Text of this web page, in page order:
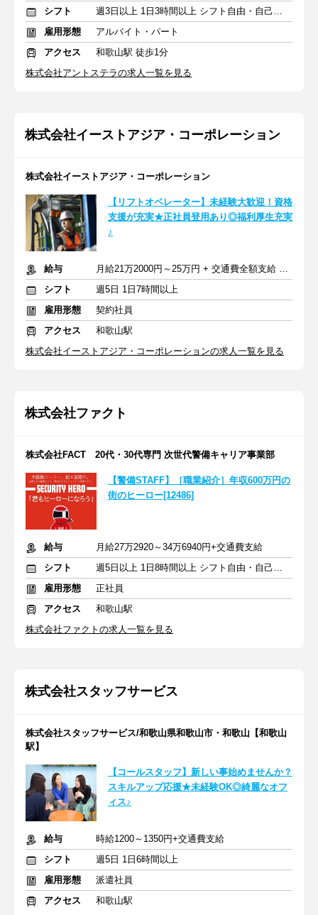
シフト
週3日以上 1日3時間以上 シフト自由・自己申告
雇用形態
アルバイト・パート
アクセス
和歌山駅 徒歩1分
株式会社アントステラの求人一覧を見る
株式会社イーストアジア・コーポレーション
株式会社イーストアジア・コーポレーション
【リフトオペレーター】未経験大歓迎！資格
支援が充実★正社員登用あり◎福利厚生充実
♪
給与
月給21万2000円～25万円 + 交通費全額支給 ※賞与年2回
シフト
週5日 1日7時間以上
雇用形態
契約社員
アクセス
和歌山駅
株式会社イーストアジア・コーポレーションの求人一覧を見る
株式会社ファクト
株式会社FACT 20代・30代専門 次世代警備キャリア事業部
【警備STAFF】［職業紹介］年収600万円の
街のヒーロー[12486]
給与
月給27万2920～34万6940円+交通費支給
シフト
週5日以上 1日8時間以上 シフト自由・自己申告
雇用形態
正社員
アクセス
和歌山駅
株式会社ファクトの求人一覧を見る
株式会社スタッフサービス
株式会社スタッフサービス/和歌山県和歌山市・和歌山【和歌山
駅】
【コールスタッフ】新しい事始めませんか？
スキルアップ応援★未経験OK◎綺麗なオフ
ィス♪
給与
時給1200～1350円+交通費支給
シフト
週5日 1日6時間以上
雇用形態
派遣社員
アクセス
和歌山駅